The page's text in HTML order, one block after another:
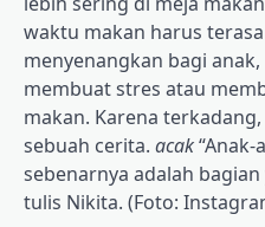
waktu makan harus
menyenangkan bagi
membuat stres atau
makan. Karena
sebuah cerita. acak
sebenarnya adalah
tulis Nikita. (Foto: